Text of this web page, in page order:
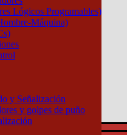
Lógicos Programables)
Máquina)
y Señalización
y golpes de puño